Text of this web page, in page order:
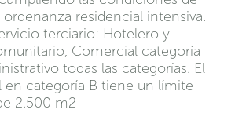
ordenanza residencial intensiva.
terciario: Hotelero y
Comercial categoría
todas las categorías. El
en categoría B tiene un límite
2.500 m2